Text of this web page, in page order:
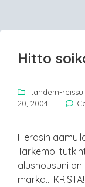
CONTENT
Hitto
tandem-reissu
20, 2004
Heräsin
Tarkempi
alushousuni
märkä…